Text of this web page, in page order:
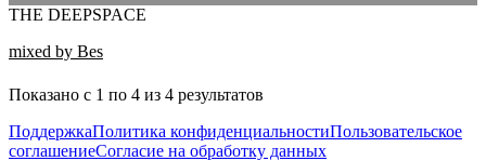
THE DEEPSPACE
mixed by Bes
Показано с 1 по 4 из 4 результатов
ПоддержкаПолитика конфиденциальностиПользовательское
соглашениеСогласие на обработку данных